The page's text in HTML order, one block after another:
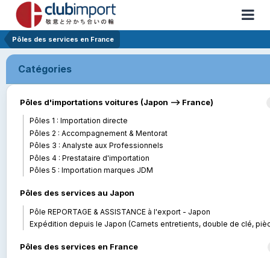
Pôles des services en France
Catégories
Pôles d'importations voitures (Japon --> France)
Pôles 1 : Importation directe
Pôles 2 : Accompagnement & Mentorat
Pôles 3 : Analyste aux Professionnels
Pôles 4 : Prestataire d'importation
Pôles 5 : Importation marques JDM
Pôles des services au Japon
Pôle REPORTAGE & ASSISTANCE à l'export - Japon
Expédition depuis le Japon (Carnets entretients, double de clé,
Pôles des services en France